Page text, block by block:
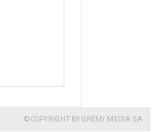
© COPYRIGHT BY GREMI MEDIA SA